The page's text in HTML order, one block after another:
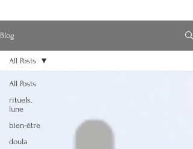
Soins énergétiques
Blog
All Posts
rituels,
lune
bien-être
doula
All Posts